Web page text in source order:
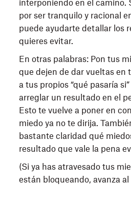
interponiendo en el camino.
por ser tranquilo y racional
puede ayudarte detallar los
quieres evitar.
En otras palabras: Pon tus
que dejen de dar vueltas en
a tus propios “qué pasaría
arreglar un resultado en el
Esto te vuelve a poner en
miedo ya no te dirija.
bastante claridad qué
resultado que vale la pena
(Si ya has atravesado tus
están bloqueando, avanza